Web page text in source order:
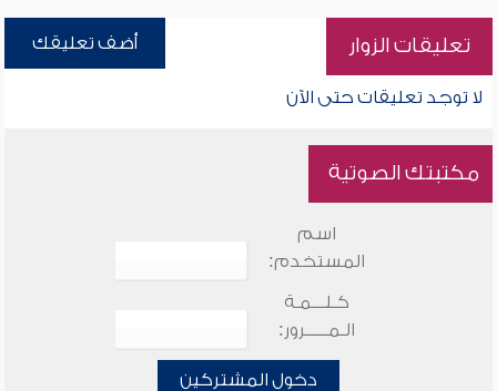
تعليقات الزوار أضف تعليقك
لا توجد تعليقات حتى الآن
مكتبتك الصوتية
اسم
المستخدم:
كـلـــمـة
الـمـــــرور:
دخول المشتركين